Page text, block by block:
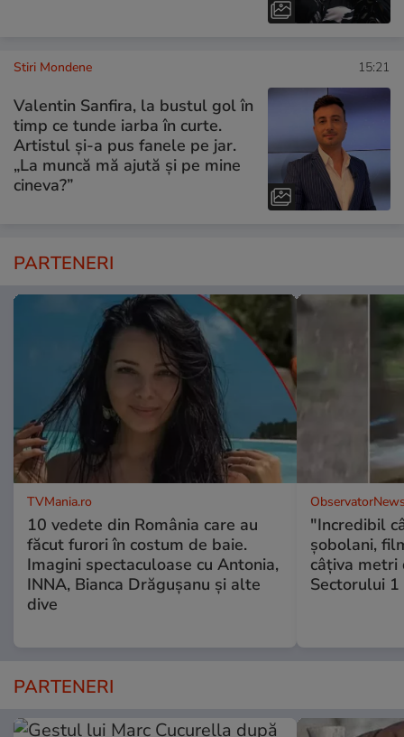
Stiri Mondene 15:21
Valentin Sanfira, la bustul gol în
timp ce tunde iarba în curte.
Artistul și-a pus fanele pe jar.
„La muncă mă ajută și pe mine
cineva?”
PARTENERI
TVMania.ro
10 vedete din România care au
făcut furori în costum de baie.
Imagini spectaculoase cu Antonia,
INNA, Bianca Drăgușanu și alte
dive
"Incredibil
șobolani,
câțiva metri
Sectorului 1
PARTENERI